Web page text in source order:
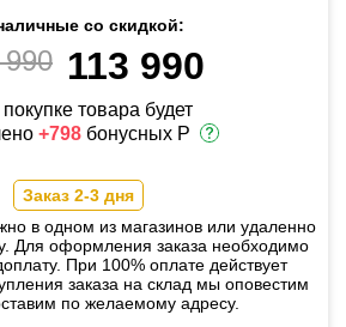
со скидкой:
113 990
товара будет
+798 бонусных Р
Заказ 2-3 дня
в одном из магазинов или удаленно
Для оформления заказа необходимо
При 100% оплате действует
заказа на склад мы оповестим
по желаемому адресу.